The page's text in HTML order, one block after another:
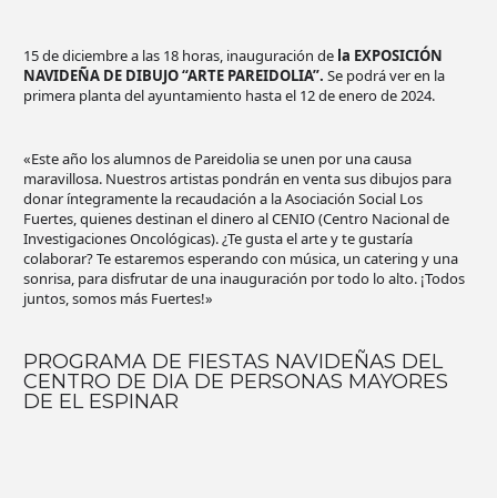
15 de diciembre a las 18 horas, inauguración de la EXPOSICIÓN
NAVIDEÑA DE DIBUJO “ARTE PAREIDOLIA”. Se podrá ver en la
primera planta del ayuntamiento hasta el 12 de enero de 2024.
«Este año los alumnos de Pareidolia se unen por una causa
maravillosa. Nuestros artistas pondrán en venta sus dibujos para
donar íntegramente la recaudación a la Asociación Social Los
Fuertes, quienes destinan el dinero al CENIO (Centro Nacional de
Investigaciones Oncológicas). ¿Te gusta el arte y te gustaría
colaborar? Te estaremos esperando con música, un catering y una
sonrisa, para disfrutar de una inauguración por todo lo alto. ¡Todos
juntos, somos más Fuertes!»
PROGRAMA DE FIESTAS NAVIDEÑAS DEL
CENTRO DE DIA DE PERSONAS MAYORES
DE EL ESPINAR